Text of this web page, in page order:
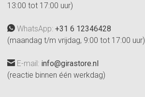
13:00 tot 17:00 uur)
WhatsApp: +31 6 12346428
(maandag t/m vrijdag, 9:00 tot 17:00 uur)
E-mail: info@girastore.nl
(reactie binnen één werkdag)